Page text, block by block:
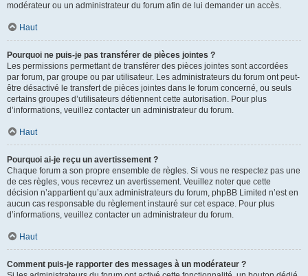
modérateur ou un administrateur du forum afin de lui demander un accès.
Haut
Pourquoi ne puis-je pas transférer de pièces jointes ?
Les permissions permettant de transférer des pièces jointes sont accordées
par forum, par groupe ou par utilisateur. Les administrateurs du forum ont peut-
être désactivé le transfert de pièces jointes dans le forum concerné, ou seuls
certains groupes d’utilisateurs détiennent cette autorisation. Pour plus
d’informations, veuillez contacter un administrateur du forum.
Haut
Pourquoi ai-je reçu un avertissement ?
Chaque forum a son propre ensemble de règles. Si vous ne respectez pas une
de ces règles, vous recevrez un avertissement. Veuillez noter que cette
décision n’appartient qu’aux administrateurs du forum, phpBB Limited n’est en
aucun cas responsable du règlement instauré sur cet espace. Pour plus
d’informations, veuillez contacter un administrateur du forum.
Haut
Comment puis-je rapporter des messages à un modérateur ?